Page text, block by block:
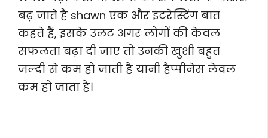
बढ़ जाते हैं shawn एक और इंटरेस्टिंग बात
कहते हैं, इसके उलट अगर लोगों की केवल
सफलता बढ़ा दी जाए तो उनकी खुशी बहुत
जल्दी से कम हो जाती है यानी हैप्पीनेस लेवल
कम हो जाता है।